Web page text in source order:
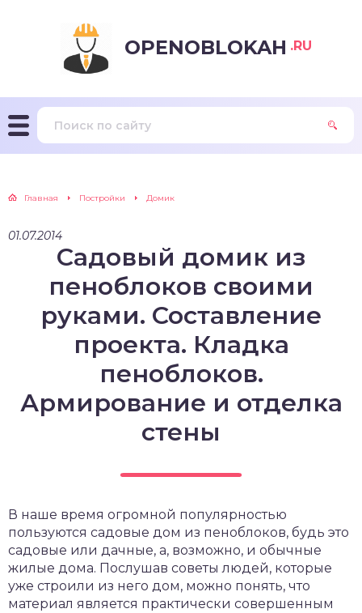
OPENOBLOKAH .RU
Главная Постройки Домик
01.07.2014
Садовый домик из
пеноблоков своими
руками. Составление
проекта. Кладка
пеноблоков.
Армирование и отделка
стены
В наше время огромной популярностью
пользуются садовые дом из пеноблоков, будь это
садовые или дачные, а, возможно, и обычные
жилые дома. Послушав советы людей, которые
уже строили из него дом, можно понять, что
материал является практически совершенным